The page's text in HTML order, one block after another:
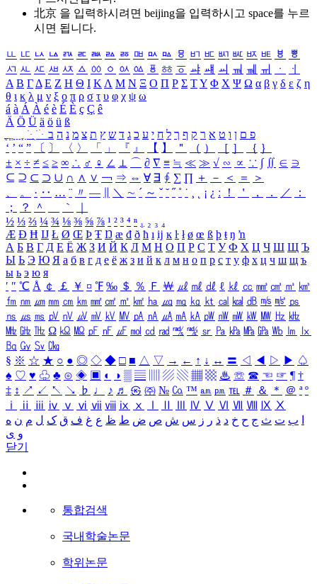
北京 을 입력하시려면 beijing을 입력하시고 space를 누르
시면 됩니다.
ㅥ ㅦ ㅧ ㅨ ㅩ ㅪ ㅫ ㅬ ㅭ ㅮ ㅯ ㅰ ㅱ ㅲ ㅳ ㅴ ㅵ ㅶ ㅷ ㅸ
ㅹ
ㅺ ㅻ ㅼ ㅽ ㅾ ㅿ ㆀ ㆁ ㆂ ㆃ ㆄ ㆅ ㆆ ㆇ ㆈ ㆉ ㆊ ㆋ ㆌ ㆍ
ㆎ
Α Β ΓΔ Ε Ζ Η Θ Ι ΚΛ Μ Ν Ξ Ο Π Ρ Σ ΤΥ Φ Χ Ψ Ω α β γ δ ε ζ η
θ ι κ λ μ ν ξ ο π ρ σ τ υ φ χ ψ ω
á à Á À é è É È ç Ç ê
Ä Ö Ü ä ö ü ß
ִֶֹ ֻּ ׁׂ פ ם ן ו ט א ר ק ף ך ל ח י ע כ ג ד ש ץ ת צ מ נ ה ב
‘ ’ “ ” 〔 〕 〈 〉 「 」 『 』 【 】 ＂ （ ） ［ ］ ｛ ｝
± × ÷ ≠ ≤ ≥ ∞ ∴ ♂ ♀ ∠ ⊥ ⌒ ∂ ∇ ≡ ≒ ≪ ≫ √ ∽ ∝ ∵ ∫ ∬ ∈ ∋
⊆ ⊇ ⊂ ⊃ ∪ ∩ ∧ ∨ ￢ ⇒ ⇔ ∀ ∃ ∮ ∑ ∏ ＋ － ＜ ＝
＞
、
。 · ‥ … ¨ 〃 ― ＼ ∼ ´ ～ ˇ ˘ ˝ ˚ ˙ ¸ ¡ ¿ ː ！ ＇ ， ． ／
：
；
？ ＾ ｀
½ ⅓ ⅔ ¼ ¾ ⅛ ⅜ ⅝ ⅞ ¹ ² ³ ⁴ ⁿ ₁ ₂ ₃ ₄
Æ Ð Ħ Ĳ Ł Ø Œ Þ Ŧ Ŋ æ đ ð ħ ı ĳ ĸ ŀ ł ø œ ß þ ŧ ŋ ŉ
А Б В Г Д Е Ё Ж З И Й К Л М Н О П Р С Т У Ф Х Ц Ч Ш Щ Ъ
Ы Ь Э Ю Я а б в г д е ё ж з и й к л м н о п р с т у ф х ц ч ш щ ъ
ы ь э ю я
′ ″ ℃ Å ￠ ￡ ￥ ¤ ℉ ‰ ＄ ％ Ｆ ￦ ㎕ ㎖ ㎗ ℓ ㎘ ㏄ ㎣ ㎤ ㎥ ㎦
㎙ ㎚ ㎛ ㎜ ㎝ ㎞ ㎟ ㎠ ㎡ ㎢ ㏊ ㎍ ㎎ ㎏ ㏏ ㎈ ㎉ ㏈ ㎧ ㎨ ㎰
㎱ ㎲ ㎳ ㎴ ㎵ ㎶ ㎷ ㎸ ㎹ ㎀ ㎁ ㎂ ㎃ ㎄ ㎺ ㎻ ㎽ ㎾ ㎿ ㎐ ㎑
㎒ ㎓ ㎔ Ω ㏀ ㏁ ㎊ ㎋ ㎌ ㏖ ㏅ ㎭ ㎮ ㎯ ㏛ ㎩ ㎪ ㎫ ㎬ ㏝ ㏐
㏓
㏃ ㏉ ㏜ ㏆
§ ※ ☆ ★ ○ ● ◎ ◇ ◆ □ ■ △ ▽ → ← ↑ ↓ ↔ 〓 ◁ ◀ ▷ ▶ ♤
♠ ♡ ♥ ♧ ♣ ⊙ ◈ ▣ ◐ ◑ ▒ ▤ ▨ ▧ ▦ ▩ ♨ ☏ ☎ ☜ ☞ ¶ †
‡ ↕ ↗ ↙ ↖ ↘ ♭ ♩ ♪ ♬ ㉿ ㈜ № ㏇ ™ ㏂ ㏘ ℡ ＃ ＆ ＊ ＠ ª º
ⅰ
ⅱ ⅲ ⅳ ⅴ ⅵ ⅶ ⅷ ⅸ ⅹ Ⅳ Ⅴ Ⅵ Ⅶ Ⅷ Ⅸ Ⅹ
ب ت ث ج ح خ د ذ ر ز س ش ص ض ط ظ ع غ ف ق ک ل م ن ه
و ی
닫기
통합검색
국내학술논문
학위논문